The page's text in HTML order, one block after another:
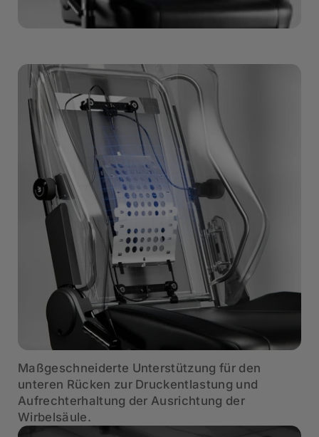
Maßgeschneiderte Unterstützung für den
unteren Rücken zur Druckentlastung und
Aufrechterhaltung der Ausrichtung der
Wirbelsäule.